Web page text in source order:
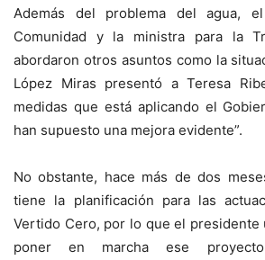
Además del problema del agua,
Comunidad y la ministra para la
abordaron otros asuntos como la
López Miras presentó a Teresa
medidas que está aplicando el
han supuesto una mejora evidente”.
No obstante, hace más de dos
tiene la planificación para las
Vertido Cero, por lo que el presidente
poner en marcha ese